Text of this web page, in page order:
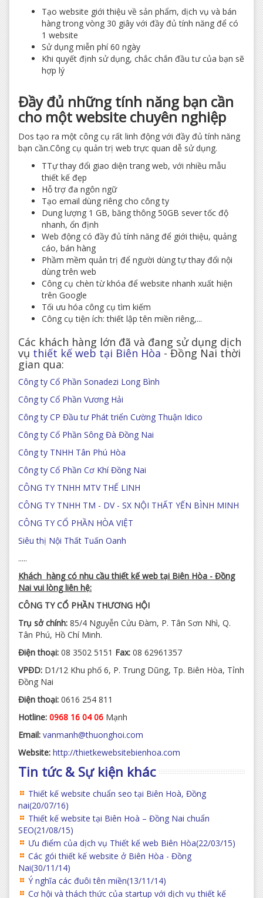
Tạo website giới thiệu về sản phẩm, dịch vụ và bán
hàng trong vòng 30 giây với đầy đủ tính năng để có
1 website
Sử dụng miễn phí 60 ngày
Khi quyết định sử dụng, chắc chắn đầu tư của bạn sẽ
hợp lý
Đầy đủ những tính năng bạn cần
cho một website chuyên nghiệp
Dos tạo ra một công cụ rất linh động với đầy đủ tính năng
bạn cần.Công cụ quản trị web trực quan dễ sử dụng.
TTự thay đổi giao diện trang web, với nhiều mẫu
thiết kế đẹp
Hỗ trợ đa ngôn ngữ
Tạo email dùng riêng cho công ty
Dung lượng 1 GB, băng thông 50GB sever tốc độ
nhanh, ổn định
Web động có đầy đủ tính năng để giới thiệu, quảng
cáo, bán hàng
Phầm mềm quản trị để người dùng tự thay đổi nội
dùng trên web
Công cụ chèn từ khóa để website nhanh xuất hiện
trên Google
Tối ưu hóa công cụ tìm kiếm
Công cụ tiện ích: thiết lập tên miền riêng,...
Các khách hàng lớn đã và đang sử dụng dịch
vụ thiết kế web tại Biên Hòa - Đồng Nai thời
gian qua:
Công ty Cổ Phần Sonadezi Long Bình
Công ty Cổ Phần Vương Hải
Công ty CP Đầu tư Phát triển Cường Thuận Idico
Công ty Cổ Phần Sông Đà Đồng Nai
Công ty TNHH Tân Phú Hòa
Công ty Cổ Phần Cơ Khí Đồng Nai
CÔNG TY TNHH MTV THẾ LINH
CÔNG TY TNHH TM - DV - SX NỘI THẤT YẾN BÌNH MINH
CÔNG TY CỔ PHẦN HÒA VIỆT
Siêu thị Nội Thất Tuấn Oanh
.....
Khách hàng có nhu cầu thiết kế web tại Biên Hòa - Đồng
Nai vui lòng liên hệ:
CÔNG TY CỔ PHẦN THƯƠNG HỘI
Trụ sở chính: 85/4 Nguyễn Cửu Đàm, P. Tân Sơn Nhì, Q.
Tân Phú, Hồ Chí Minh.
Điện thoại: 08 3502 5151 Fax: 08 62961357
VPĐD: D1/12 Khu phố 6, P. Trung Dũng, Tp. Biên Hòa, Tỉnh
Đồng Nai
Điện thoại: 0616 254 811
Hotline: 0968 16 04 06 Mạnh
Email: vanmanh@thuonghoi.com
Website: http://thietkewebsitebienhoa.com
Tin tức & Sự kiện khác
Thiết kế website chuẩn seo tại Biên Hoà, Đồng
nai(20/07/16)
Thiết kế website tại Biên Hoà – Đồng Nai chuẩn
SEO(21/08/15)
Ưu điểm của dịch vụ Thiết kế web Biên Hòa(22/03/15)
Các gói thiết kế website ở Biên Hòa - Đồng
Nai(30/11/14)
Ý nghĩa các đuôi tên miền(13/11/14)
Cơ hội và thách thức của startup với dịch vụ thiết kế